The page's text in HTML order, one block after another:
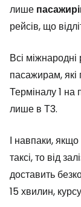
лише
рейсів, що
Всі
пасажирам, які
Терміналу 1 на
лише в Т3.
І навпаки, якщо
таксі, то від
доставить
15 хвилин,